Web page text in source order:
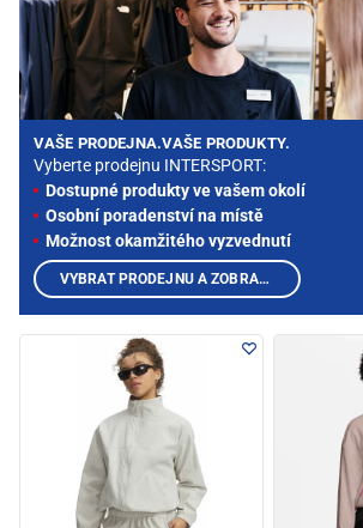
VAŠE PRODEJNA.VAŠE PRODUKTY.
Vyberte prodejnu INTERSPORT:
Dostupné produkty ve vašem okolí
Osobní poradenství na místě
Možnost okamžitého vyzvednutí
VYBRAT PRODEJNU A ZOBRAZIT PRODUKTY